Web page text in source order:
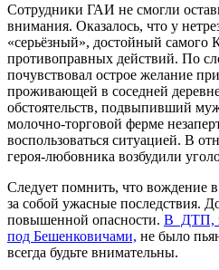
Сотрудники ГАИ не смогли
внимания. Оказалось, что у
«серьёзный», достойный самого
противоправных действий. По
почувствовал острое желание
проживающей в соседней
обстоятельств, подвыпивший
молочно-торговой ферме
воспользоваться ситуацией. В
героя-любовника возбудили
Следует помнить, что вождение
за собой ужасные последствия.
повышенной опасности. В ДТП,
под Бешенковичами, не было
всегда будьте внимательны.